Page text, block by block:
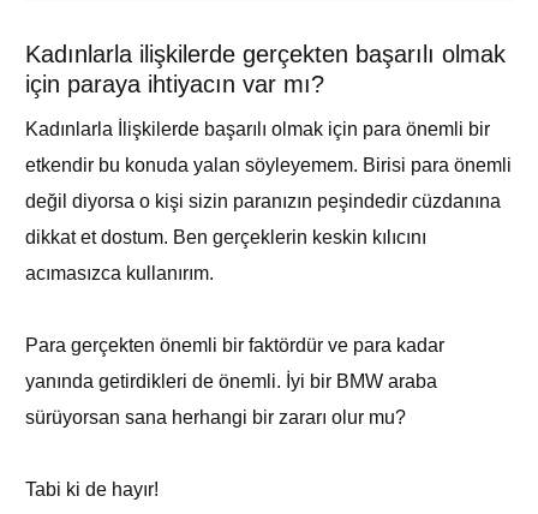
Kadınlarla ilişkilerde gerçekten başarılı olmak
için paraya ihtiyacın var mı?
Kadınlarla İlişkilerde başarılı olmak için para önemli bir
etkendir bu konuda yalan söyleyemem. Birisi para önemli
değil diyorsa o kişi sizin paranızın peşindedir cüzdanına
dikkat et dostum. Ben gerçeklerin keskin kılıcını
acımasızca kullanırım.
Para gerçekten önemli bir faktördür ve para kadar
yanında getirdikleri de önemli. İyi bir BMW araba
sürüyorsan sana herhangi bir zararı olur mu?
Tabi ki de hayır!